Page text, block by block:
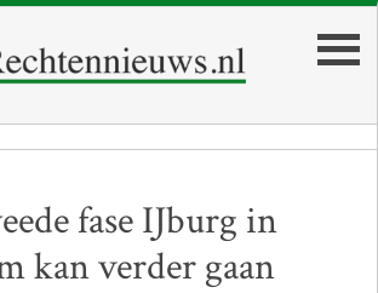
fase IJburg in
kan verder gaan